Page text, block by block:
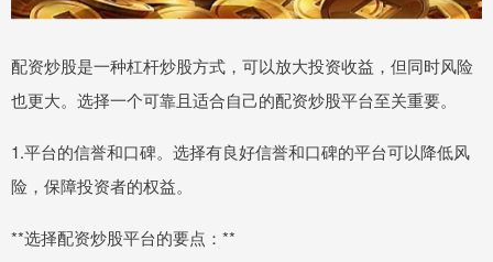
配资炒股是一种杠杆炒股方式，可以放大投资收益，但同时风险
也更大。选择一个可靠且适合自己的配资炒股平台至关重要。
1.平台的信誉和口碑。选择有良好信誉和口碑的平台可以降低风
险，保障投资者的权益。
**选择配资炒股平台的要点：**